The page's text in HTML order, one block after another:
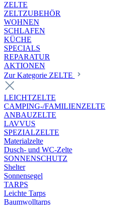
ZELTE
ZELTZUBEHÖR
WOHNEN
SCHLAFEN
KÜCHE
SPECIALS
REPARATUR
AKTIONEN
Zur Kategorie ZELTE
LEICHTZELTE
CAMPING-/FAMILIENZELTE
ANBAUZELTE
LAVVUS
SPEZIALZELTE
Materialzelte
Dusch- und WC-Zelte
SONNENSCHUTZ
Shelter
Sonnensegel
TARPS
Leichte Tarps
Baumwolltarps